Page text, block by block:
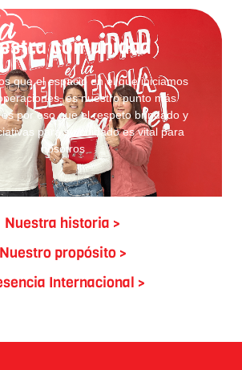
Nuestra historia >
Nuestro propósito >
Internacional >
comunidad
que el espacio en el que iniciamos
es nuestro punto más
por eso que el respeto brindado y
para su cuidado es vital para
nosotros